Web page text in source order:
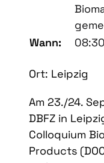
Wann:
Ort: Leipzig
Am 23./24.
DBFZ in
Colloquium
Products